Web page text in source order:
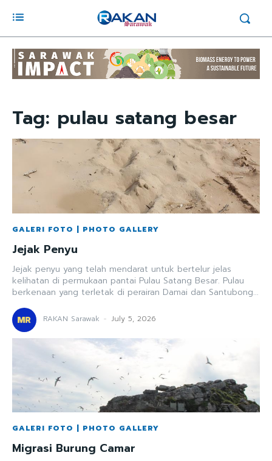
Tag: pulau satang besar
GALERI FOTO | PHOTO GALLERY
Jejak Penyu
Jejak penyu yang telah mendarat untuk bertelur jelas
kelihatan di permukaan pantai Pulau Satang Besar. Pulau
berkenaan yang terletak di perairan Damai dan Santubong...
RAKAN Sarawak - July 5, 2026
GALERI FOTO | PHOTO GALLERY
Migrasi Burung Camar